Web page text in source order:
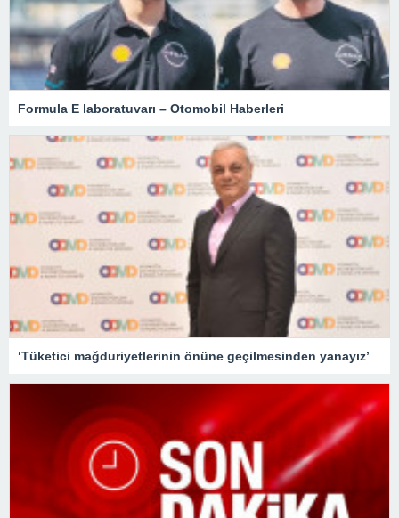
Formula E laboratuvarı – Otomobil Haberleri
‘Tüketici mağduriyetlerinin önüne geçilmesinden yanayız’